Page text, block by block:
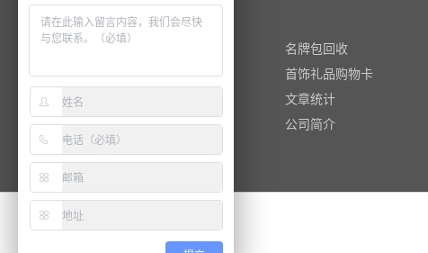
快捷阅读
名牌包回收
名酒回收
首饰礼品购物卡
文章统计
热门文章
公司简介